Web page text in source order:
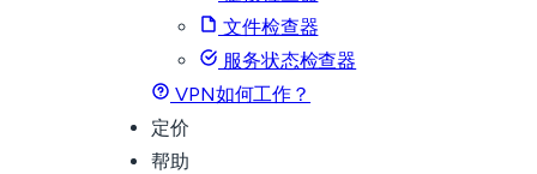
文件检查器
服务状态检查器
VPN如何工作？
定价
帮助